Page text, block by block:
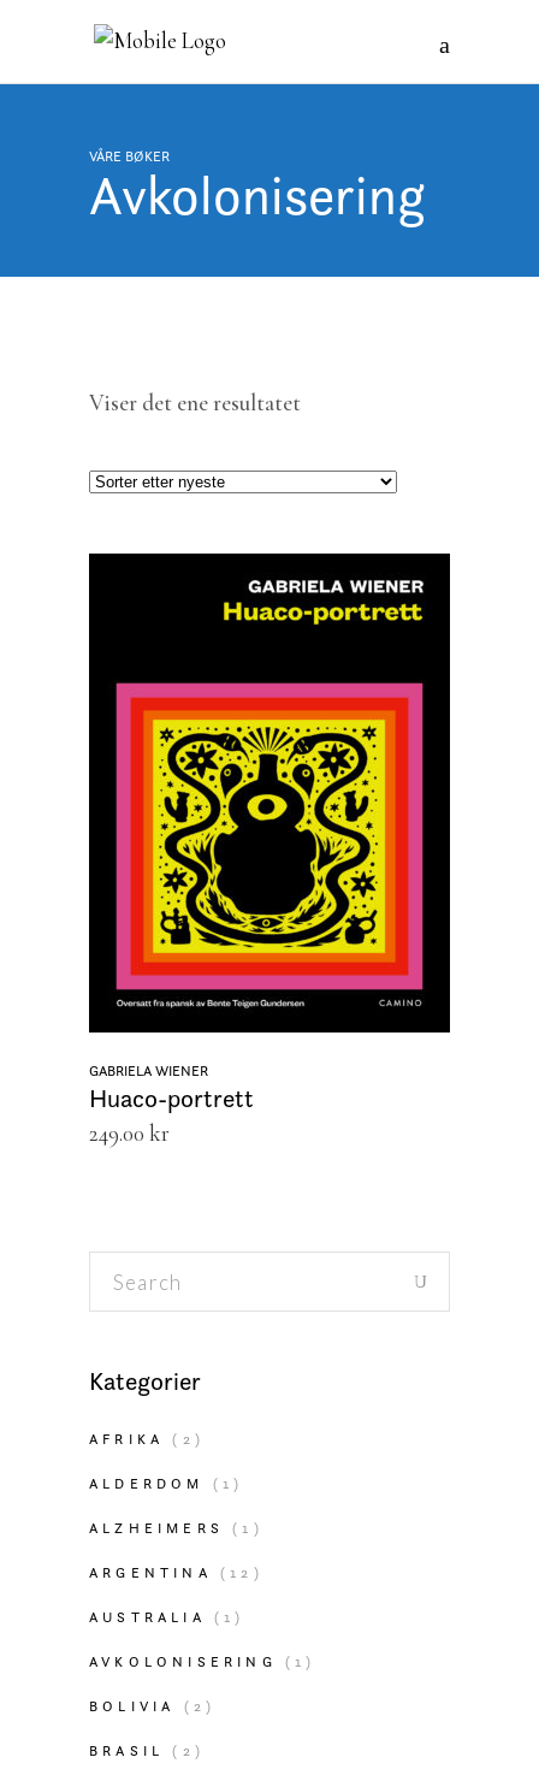
VÅRE BØKER
Avkolonisering
Viser det ene resultatet
LEGG I HANDLEKURV
GABRIELA WIENER
Huaco-portrett
249.00 kr
Kategorier
AFRIKA (2)
ALDERDOM (1)
ALZHEIMERS (1)
ARGENTINA (12)
AUSTRALIA (1)
AVKOLONISERING (1)
BOLIVIA (2)
BRASIL (2)